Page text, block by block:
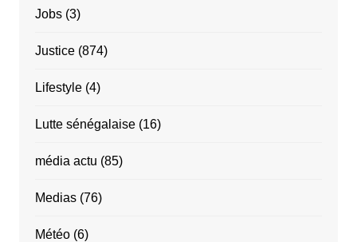
Jobs(3)
Justice(874)
Lifestyle(4)
Lutte sénégalaise(16)
média actu (85)
Medias(76)
Météo(6)